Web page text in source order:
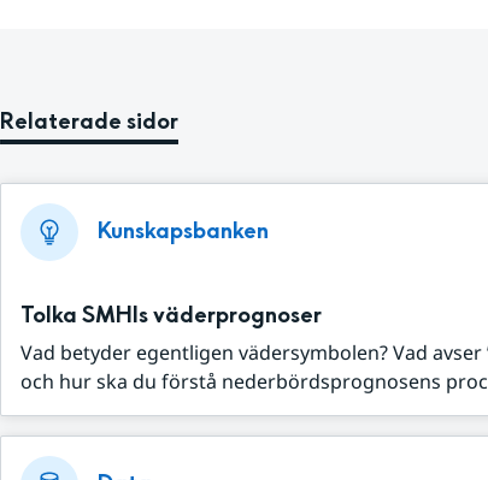
Relaterade sidor
Kunskapsbanken
Tolka SMHIs väderprognoser
Vad betyder egentligen vädersymbolen? Vad
och hur ska du förstå nederbördsprognosens